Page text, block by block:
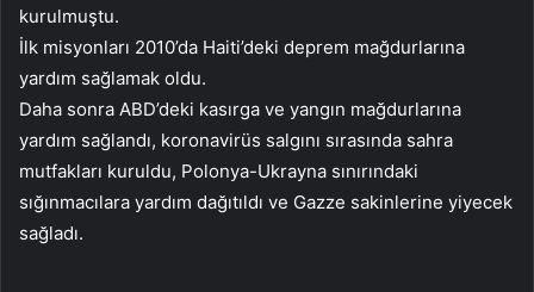
kurulmuştu.
İlk misyonları 2010’da Haiti’deki deprem mağdurlarına
yardım sağlamak oldu.
Daha sonra ABD’deki kasırga ve yangın mağdurlarına
yardım sağlandı, koronavirüs salgını sırasında sahra
mutfakları kuruldu, Polonya-Ukrayna sınırındaki
sığınmacılara yardım dağıtıldı ve Gazze sakinlerine yiyecek
sağladı.